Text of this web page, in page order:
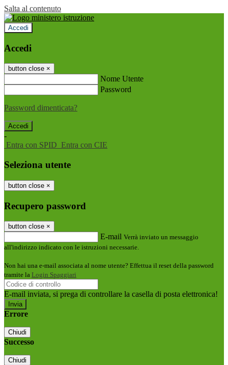
Salta al contenuto
Accedi
Accedi
button close ×
Nome Utente
Password
Password dimenticata?
-
Entra con SPID Entra con CIE
Seleziona utente
button close ×
Recupero password
button close ×
E-mail Verrà inviato un messaggio
all'indirizzo indicato con le istruzioni necessarie.
Non hai una e-mail associata al nome utente? Effettua il reset della password
tramite la Login Spaggiari
E-mail inviata, si prega di controllare la casella di posta elettronica!
Errore
Chiudi
Successo
Chiudi